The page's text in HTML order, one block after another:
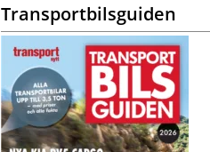
Transportbilsguiden